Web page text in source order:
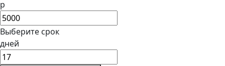
р
Выберите срок
дней